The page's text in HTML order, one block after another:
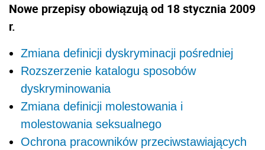
Nowe przepisy obowiązują od 18 stycznia 2009
r.
Zmiana definicji dyskryminacji pośredniej
Rozszerzenie katalogu sposobów
dyskryminowania
Zmiana definicji molestowania i
molestowania seksualnego
Ochrona pracowników przeciwstawiających